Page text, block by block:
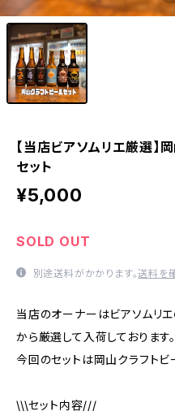
【当店ビアソムリエ厳選
セット
¥5,000
SOLD OUT
別途送料がかかります。送料を
当店のオーナーはビアソムリ
から厳選して入荷しております。
今回のセットは岡山クラフトビ
\\\セット内容///